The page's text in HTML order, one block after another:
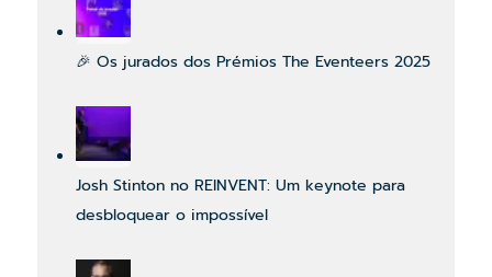
🎉 Os jurados dos Prémios The Eventeers 2025
Josh Stinton no REINVENT: Um keynote para
desbloquear o impossível